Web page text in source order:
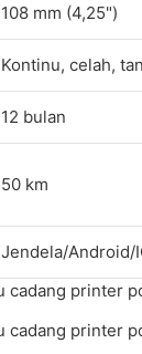
108 mm (4,25")
Kontinu, celah,
12 bulan
50 km
Jendela/Android/